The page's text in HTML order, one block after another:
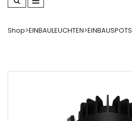
Shop>EINBAULEUCHTEN>EINBAUSPOTS